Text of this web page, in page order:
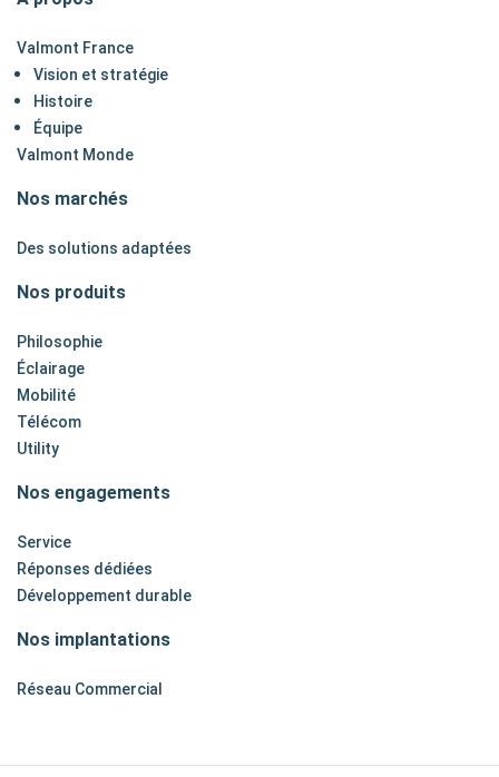
Valmont France
Vision et stratégie
Histoire
Équipe
Valmont Monde
Nos marchés
Des solutions adaptées
Nos produits
Philosophie
Éclairage
Mobilité
Télécom
Utility
Nos engagements
Service
Réponses dédiées
Développement durable
Nos implantations
Réseau Commercial